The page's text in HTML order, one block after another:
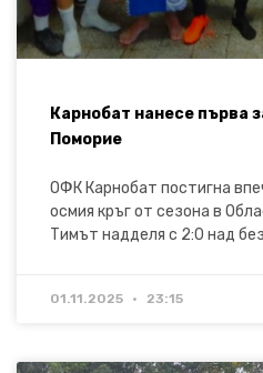
Карнобат нанесе първа
Поморие
ОФК Карнобат постигна
осмия кръг от сезона в
Тимът надделя с 2:0 над
01.11.2025 23:15